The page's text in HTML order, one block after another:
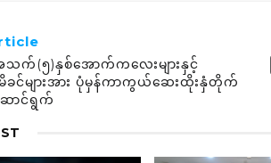
က်(၅)နှစ်အောက်ကလေးများနှင့်
င်များအား ပုံမှန်ကာကွယ်ဆေးထိုးနှံတိုက်
ဆောင်ရွက်